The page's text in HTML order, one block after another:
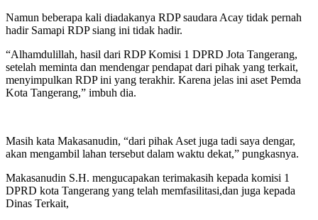
Namun beberapa kali diadakanya RDP saudara Acay tidak pernah
hadir Samapi RDP siang ini tidak hadir.
“Alhamdulillah, hasil dari RDP Komisi 1 DPRD Jota Tangerang,
setelah meminta dan mendengar pendapat dari pihak yang terkait,
menyimpulkan RDP ini yang terakhir. Karena jelas ini aset Pemda
Kota Tangerang,” imbuh dia.
Masih kata Makasanudin, “dari pihak Aset juga tadi saya dengar,
akan mengambil lahan tersebut dalam waktu dekat,” pungkasnya.
Makasanudin S.H. mengucapakan terimakasih kepada komisi 1
DPRD kota Tangerang yang telah memfasilitasi,dan juga kepada
Dinas Terkait,